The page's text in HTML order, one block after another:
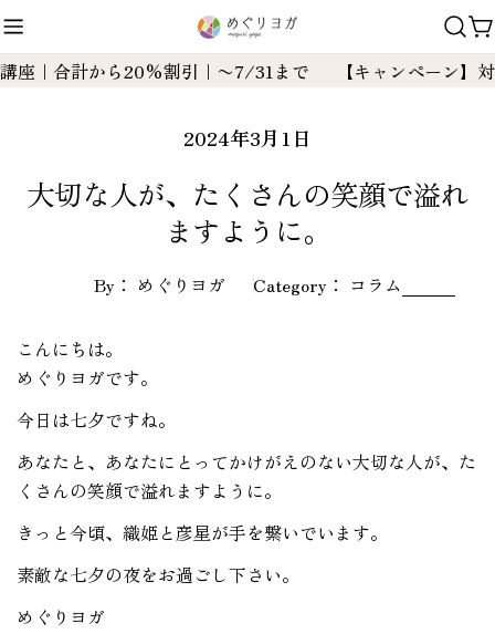
コ
ン
テ｜合計から20%割引｜〜7/31まで 【キャンペーン】対
2024年3月1日
大切な人が、たくさんの笑顔で溢れ
ますように。
By： めぐりヨガ Category： コラム
こんにちは。
めぐりヨガです。
今日は七夕ですね。
あなたと、あなたにとってかけがえのない大切な人が、た
くさんの笑顔で溢れますように。
きっと今頃、織姫と彦星が手を繋いでいます。
素敵な七夕の夜をお過ごし下さい。
めぐりヨガ